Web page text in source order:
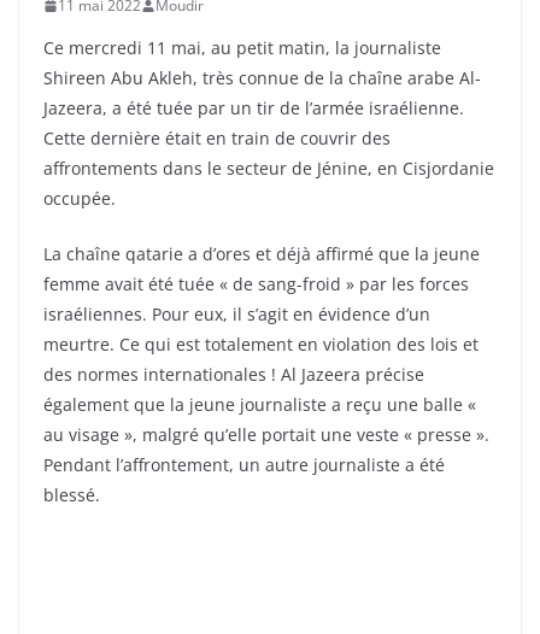
11 mai 2022 Moudir
Ce mercredi 11 mai, au petit matin, la journaliste
Shireen Abu Akleh, très connue de la chaîne arabe Al-
Jazeera, a été tuée par un tir de l’armée israélienne.
Cette dernière était en train de couvrir des
affrontements dans le secteur de Jénine, en Cisjordanie
occupée.
La chaîne qatarie a d’ores et déjà affirmé que la jeune
femme avait été tuée « de sang-froid » par les forces
israéliennes. Pour eux, il s’agit en évidence d’un
meurtre. Ce qui est totalement en violation des lois et
des normes internationales ! Al Jazeera précise
également que la jeune journaliste a reçu une balle «
au visage », malgré qu’elle portait une veste « presse ».
Pendant l’affrontement, un autre journaliste a été
blessé.